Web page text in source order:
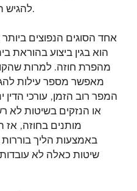
להגיש תביעה אזרחית נגד הצד המפר.
אחד הסוגים הנפוצים
הוא בגין ביצוע בהוראת
מהפרת חוזה. למרות
מאפשר מספר עילות
המפר רוב הזמן, עורכי
או הנזקים בשיטות לא
מותנים בחוזה, אז
באמצעות הליך
שיטות כאלה לא